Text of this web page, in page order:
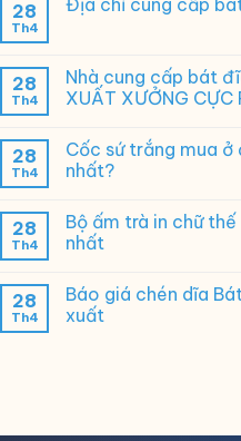
28
Th4
Địa chỉ cung cấp
28
Th4
Nhà cung cấp bát
XUẤT XƯỞNG CỰC
28
Th4
Cốc sứ trắng mua ở
nhất?
28
Th4
Bộ ấm trà in chữ
nhất
28
Th4
Báo giá chén dĩa
xuất